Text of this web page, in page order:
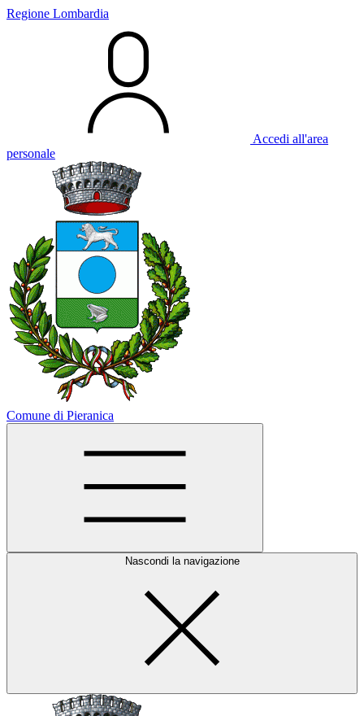
Regione Lombardia
Accedi all'area
personale
Comune di Pieranica
Nascondi la navigazione